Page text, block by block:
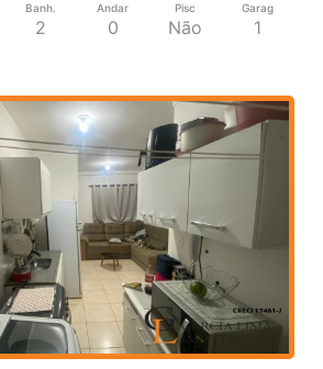
Banh.
2
Andar
0
Pisc
Não
Garag
1